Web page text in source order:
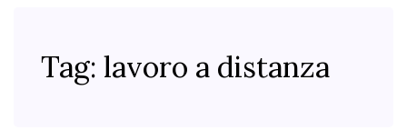
Tag: lavoro a distanza